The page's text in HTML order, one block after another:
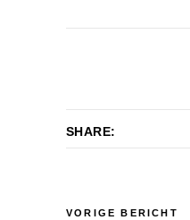
SHARE:
VORIGE BERICHT